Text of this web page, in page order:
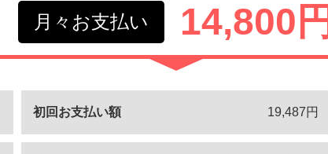
月々お支払い 14,800円
初回お支払い額 19,487円